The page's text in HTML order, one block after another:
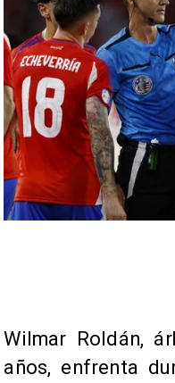
Wilmar Roldán,
años, enfrenta